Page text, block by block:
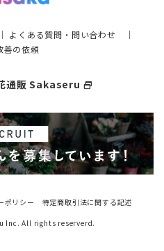
｜ よくある質問・問い合わせ ｜
善の依頼
通販 Sakaseru select_window
ポリシー
特定商取引法に関する記述
Inc. All rights reserverd.